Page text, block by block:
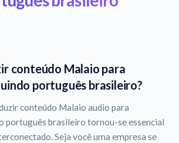
conteúdo Malaio para
português brasileiro?
conteúdo Malaio audio para
português brasileiro tornou-se essencial
Seja você uma empresa se